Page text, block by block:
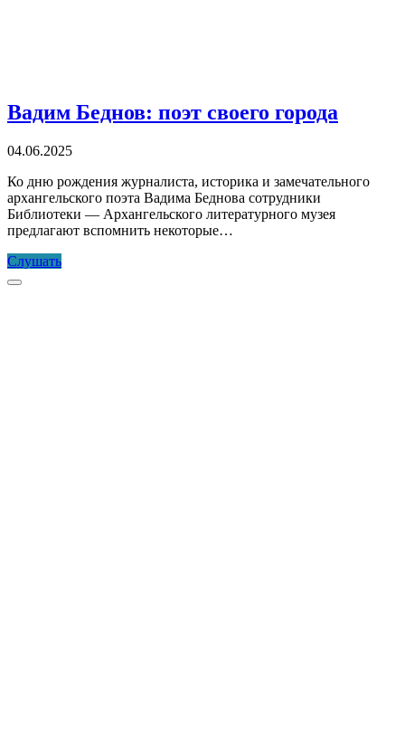
Вадим Беднов: поэт своего города
04.06.2025
Ко дню рождения журналиста, историка и замечательного
архангельского поэта Вадима Беднова сотрудники
Библиотеки — Архангельского литературного музея
предлагают вспомнить некоторые…
СлушатьВадим
Прокрутка